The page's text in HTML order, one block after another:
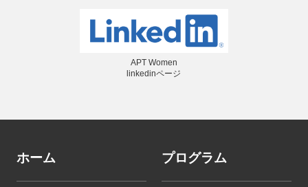
APT Women
linkedinページ
ホーム プログラム